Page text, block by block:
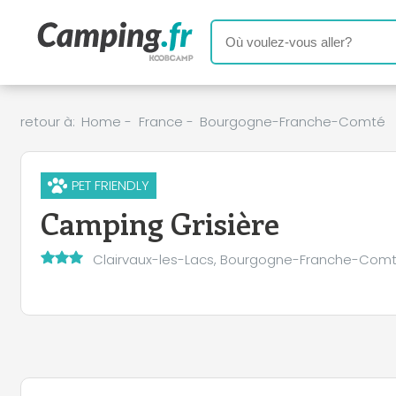
retour à: Home - France - Bourgogne-Franche-Comté
PET FRIENDLY
Camping Grisière
Clairvaux-les-Lacs, Bourgogne-Franche-